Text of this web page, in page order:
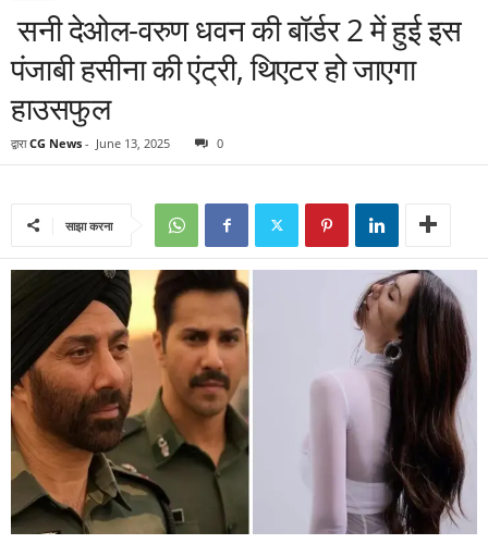
सनी देओल-वरुण धवन की बॉर्डर 2 में हुई इस
पंजाबी हसीना की एंट्री, थिएटर हो जाएगा
हाउसफुल
द्वारा CG News - June 13, 2025 0
साझा करना